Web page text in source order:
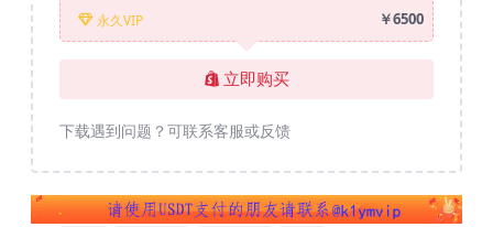
永久VIP ￥6500
立即购买
下载遇到问题？可联系客服或反馈